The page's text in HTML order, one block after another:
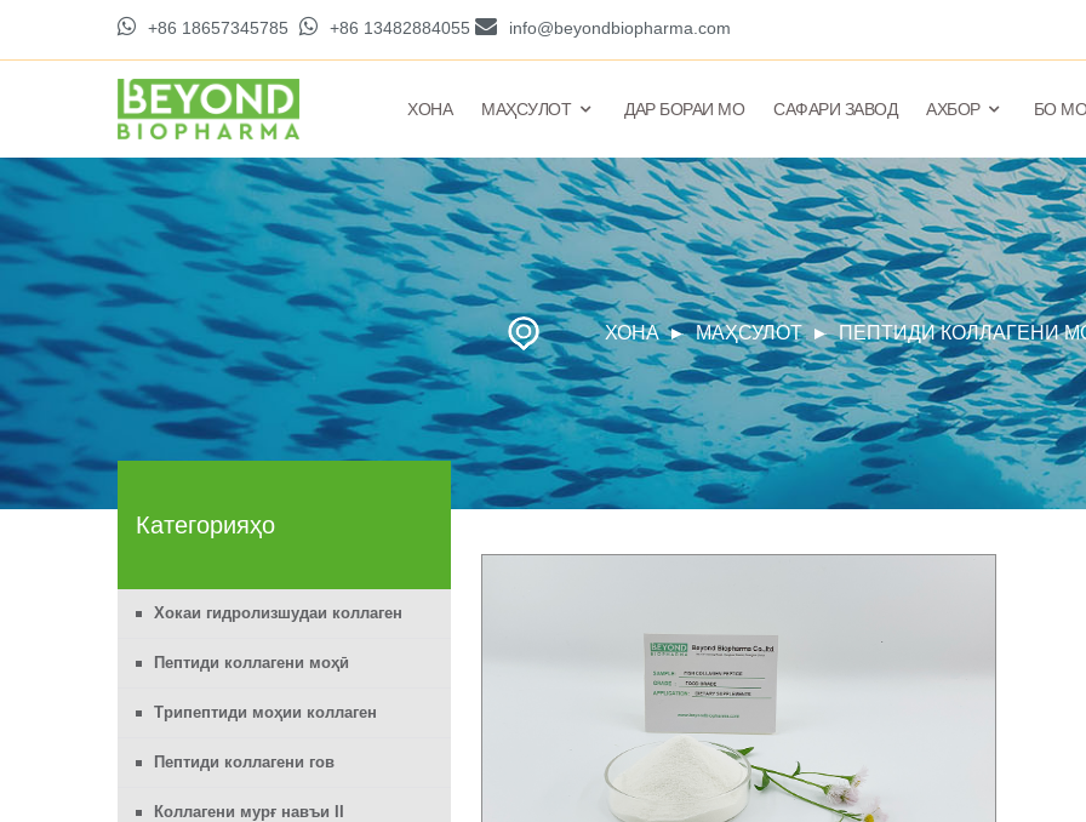
+86 18657345785 +86 13482884055 info@beyondbiopharma.com
ХОНА МАҲСУЛОТ ДАР БОРАИ МО САФАРИ ЗАВОД АХБОР БО
ХОНА МАҲСУЛОТ ПЕПТИДИ КОЛЛАГЕНИ
Категорияҳо
Хокаи гидролизшудаи коллаген
Пептиди коллагени моҳӣ
Трипептиди моҳии коллаген
Пептиди коллагени гов
Коллагени мурғ навъи II